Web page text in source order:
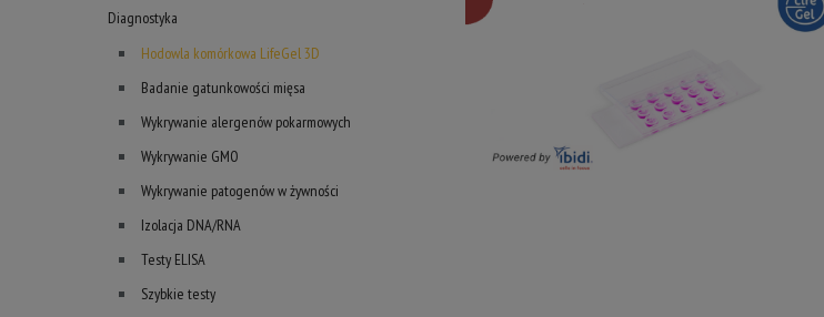
Diagnostyka
Hodowla komórkowa LifeGel 3D
Badanie gatunkowości mięsa
Wykrywanie alergenów pokarmowych
Wykrywanie GMO
Wykrywanie patogenów w żywności
Izolacja DNA/RNA
Testy ELISA
Szybkie testy